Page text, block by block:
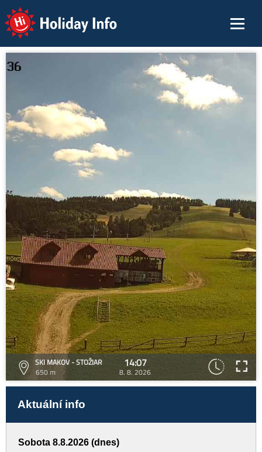
Holiday Info
SKI MAKOV - STOŽIAR
650 m
14:07
8. 8. 2026
Aktuální info
Sobota 8.8.2026 (dnes)